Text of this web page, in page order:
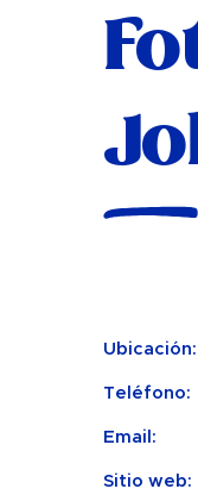
Ubicación:
Teléfono:
Email:
Sitio web: